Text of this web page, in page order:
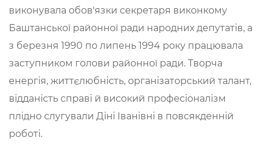
виконувала обов'язки секретаря виконкому
Баштанської районної ради народних депутатів, а
з березня 1990 по липень 1994 року працювала
заступником голови районної ради. Творча
енергія, життєлюбність, організаторський талант,
відданість справі й високий професіоналізм
плідно слугували Діні Іванівні в повсякденній
роботі.